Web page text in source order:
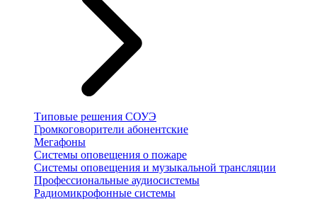
Типовые решения СОУЭ
Громкоговорители абонентские
Мегафоны
Системы оповещения о пожаре
Системы оповещения и музыкальной трансляции
Профессиональные аудиосистемы
Радиомикрофонные системы